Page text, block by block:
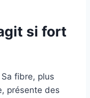
si fort
fibre, plus
présente des